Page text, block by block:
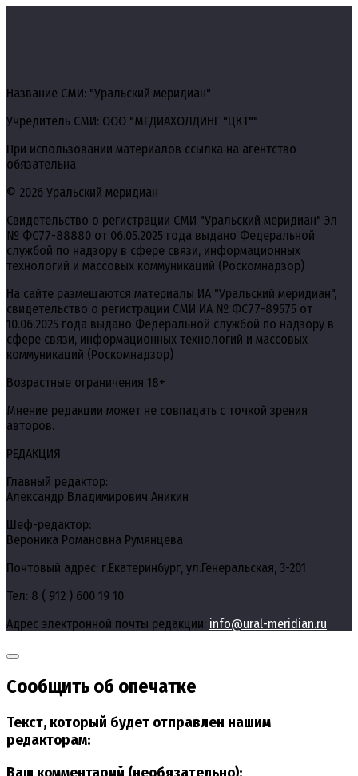
Название СМИ: "Уральский меридиан"
Учредитель СМИ: ООО "МЕДИАХОЛДИНГ "ЦКТ""
При использовании материалов ссылка на агентство
обязательна
© 2026 Уральский меридиан
Свидетельство о регистрации СМИ "Уральский меридиан" Эл
№ ФС77-88880 от 06.05.2025 года выдано Федеральной
службой по надзору в сфере связи, информационных
технологий и массовых коммуникаций (Роскомнадзор)
На сайте размещаются материалы ИА "Уральский меридиан",
свидетельство о регистрации СМИ ИА № ФС77-89575 от
10.06.2025 года выдано Федеральной службой по надзору в
сфере связи, информационных технологий и массовых
коммуникаций (Роскомнадзор)
Возрастные ограничения 18+
Мнение редакции может не совпадать с точкой зрения
авторов.
РЕДАКЦИЯ
Главный редактор:
Александр Владимирович Аникин
Шеф-редактор:
Вероника Романовна Румянцева
Почтовый адрес: г.Екатеринбург, ул.Генеральская, 3-201
Тел: 8 ( 912 ) 600 19 10
Адрес электронной почты редакции: info@ural-meridian.ru
Сообщить об опечатке
Текст, который будет отправлен нашим
редакторам: